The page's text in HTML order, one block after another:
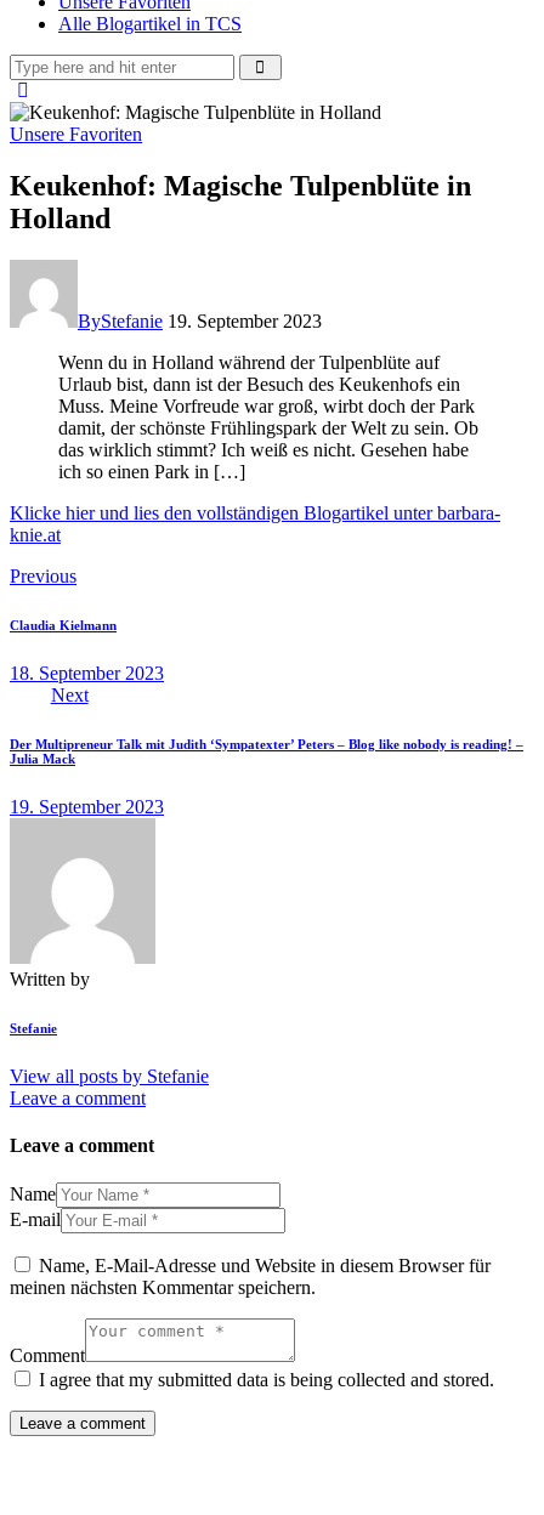
Alle Blogartikel in TCS
Unsere Favoriten
Keukenhof: Magische Tulpenblüte in
Holland
ByStefanie 19. September 2023
Wenn du in Holland während der Tulpenblüte auf
Urlaub bist, dann ist der Besuch des Keukenhofs ein
Muss. Meine Vorfreude war groß, wirbt doch der Park
damit, der schönste Frühlingspark der Welt zu sein. Ob
das wirklich stimmt? Ich weiß es nicht. Gesehen habe
ich so einen Park in […]
Klicke hier und lies den vollständigen Blogartikel unter barbara-
knie.at
Beitragsnavigation
Previous
Claudia Kielmann
18. September 2023
Next
Der Multipreneur Talk mit Judith ‘Sympatexter’ Peters – Blog like nobody is reading! –
Julia Mack
19. September 2023
Written by
Stefanie
View all posts by Stefanie
Leave a comment
Leave a comment
Name
E-mail
Name, E-Mail-Adresse und Website in diesem Browser für
meinen nächsten Kommentar speichern.
Comment
I agree that my submitted data is being collected and stored.